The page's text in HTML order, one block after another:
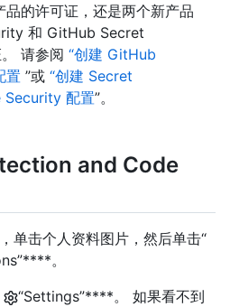
的许可证，还是两个新产品
和 GitHub Secret
请参阅 “创建 GitHub
置 ”或 “创建 Secret
配置”。
and Code
单击个人资料图片，然后单击“
。
“Settings”****。 如果看不到